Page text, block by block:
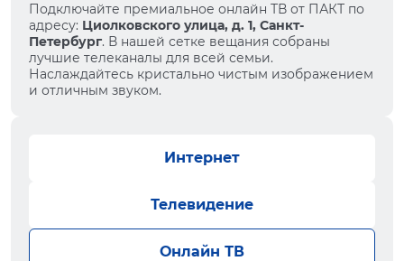
Подключайте премиальное онлайн ТВ от ПАКТ по
адресу: Циолковского улица, д. 1, Санкт-
Петербург. В нашей сетке вещания собраны
лучшие телеканалы для всей семьи.
Наслаждайтесь кристально чистым изображением
и отличным звуком.
Интернет
Телевидение
Онлайн ТВ